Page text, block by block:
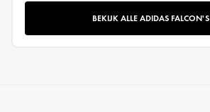
BEKIJK ALLE ADIDAS FALCON'S